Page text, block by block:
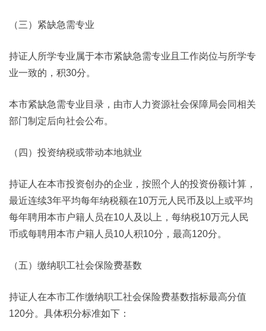
（三）紧缺急需专业
持证人所学专业属于本市紧缺急需专业且工作岗位与所学专
业一致的，积30分。
本市紧缺急需专业目录，由市人力资源社会保障局会同相关
部门制定后向社会公布。
（四）投资纳税或带动本地就业
持证人在本市投资创办的企业，按照个人的投资份额计算，
最近连续3年平均每年纳税额在10万元人民币及以上或平均
每年聘用本市户籍人员在10人及以上，每纳税10万元人民
币或每聘用本市户籍人员10人积10分，最高120分。
（五）缴纳职工社会保险费基数
持证人在本市工作缴纳职工社会保险费基数指标最高分值
120分。具体积分标准如下：